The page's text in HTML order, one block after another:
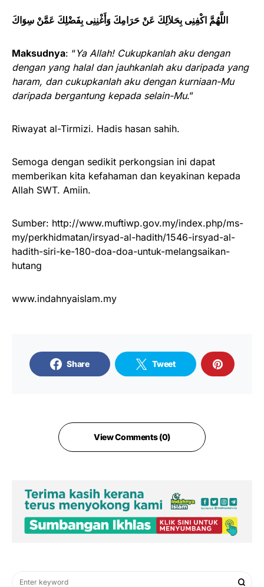
اللَّهُمَّ اكْفِنِى بِحَلاَلِكَ عَنْ حَرَامِكَ وَأَغْنِنِى بِفَضْلِكَ عَمَّنْ سِوَاكَ
Maksudnya: “Ya Allah! Cukupkanlah aku dengan
dengan yang halal dan jauhkanlah aku daripada yang
haram, dan cukupkanlah aku dengan kurniaan-Mu
daripada bergantung kepada selain-Mu.”
Riwayat al-Tirmizi. Hadis hasan sahih.
Semoga dengan sedikit perkongsian ini dapat
memberikan kita kefahaman dan keyakinan kepada
Allah SWT. Amiin.
Sumber: http://www.muftiwp.gov.my/index.php/ms-
my/perkhidmatan/irsyad-al-hadith/1546-irsyad-al-
hadith-siri-ke-180-doa-doa-untuk-melangsaikan-
hutang
www.indahnyaislam.my
Share Tweet
View Comments (0)